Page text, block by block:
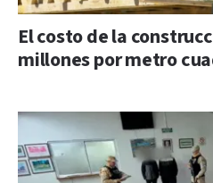
El costo de la
millones por metro